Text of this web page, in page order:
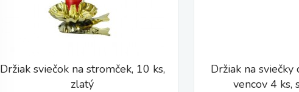
Držiak sviečok na stromček, 10 ks,
zlatý
Držiak na
vencov 4 ks,